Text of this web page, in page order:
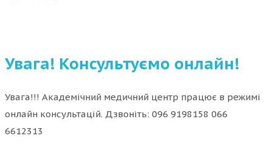
Увага! Консультуємо онлайн!
Увага!!! Академічний медичний центр працює в режимі
онлайн консультацій. Дзвоніть: 096 9198158 066
6612313